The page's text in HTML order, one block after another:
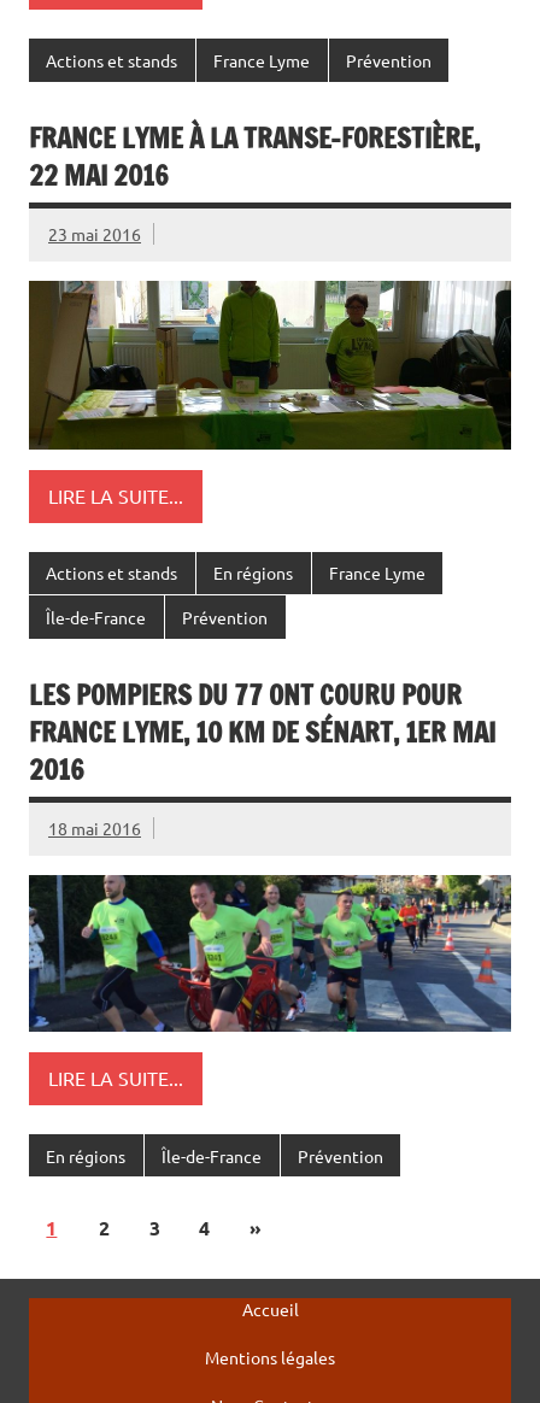
Actions et stands France Lyme Prévention
FRANCE LYME À LA TRANSE-FORESTIÈRE,
22 MAI 2016
23 mai 2016
LIRE LA SUITE...
Actions et stands En régions France Lyme
Île-de-France Prévention
LES POMPIERS DU 77 ONT COURU POUR
FRANCE LYME, 10 KM DE SÉNART, 1ER MAI
2016
18 mai 2016
LIRE LA SUITE...
En régions Île-de-France Prévention
1 2 3 4 »
Accueil
Mentions légales